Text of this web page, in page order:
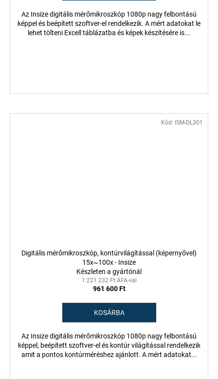
Az Insize digitális mérőmikroszkóp 1080p nagy felbontású
képpel és beépített szoftver-el rendelkezik. A mért adatokat le
lehet tölteni Excell táblázatba és képek készítésére is...
Digitális mérőmikroszkóp, kontúrvilágítással (képernyővel)
15x~100x - Insize
Készleten a gyártónál
1 221 232 Ft ÁFA-val
961 600 Ft
KOSÁRBA
Az Insize digitális mérőmikroszkóp 1080p nagy felbontású
képpel, beépített szoftver-el és kontúr világítással rendelkezik
amit a pontos kontúrméréshez ajánlott. A mért adatokat...
Kód: ISM-DL301